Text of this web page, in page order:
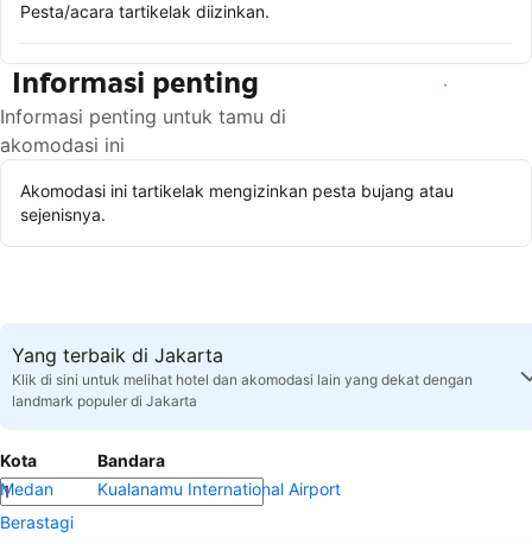
Pesta/acara tartikelak diizinkan.
Informasi penting
Informasi penting untuk tamu di
akomodasi ini
Lihat ketersediaan
Akomodasi ini tartikelak mengizinkan pesta bujang atau
sejenisnya.
Yang terbaik di Jakarta
Klik di sini untuk melihat hotel dan akomodasi lain yang dekat dengan
landmark populer di Jakarta
Kota
Medan
Berastagi
Bandara
Kualanamu International Airport